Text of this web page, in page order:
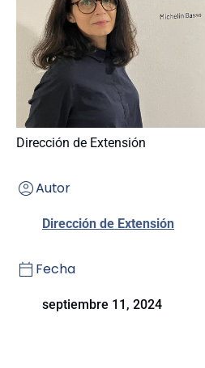
Dirección de Extensión
Autor
Dirección de Extensión
Fecha
septiembre 11, 2024